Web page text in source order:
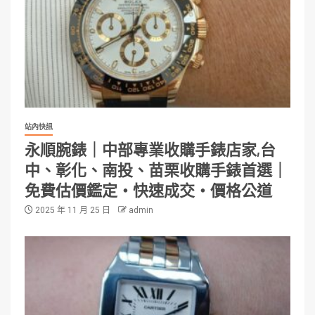
站內快訊
永順腕錶｜中部專業收購手錶店家,台
中、彰化、南投、苗栗收購手錶首選｜
免費估價鑑定・快速成交・價格公道
2025 年 11 月 25 日 admin